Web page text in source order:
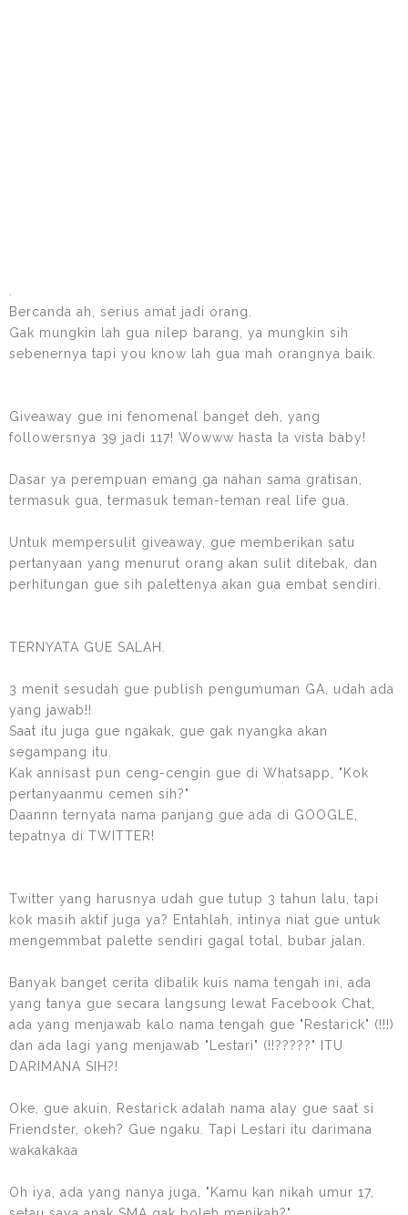
Bercanda ah, serius amat jadi orang.
Gak mungkin lah gua nilep barang, ya mungkin sih
sebenernya tapi you know lah gua mah orangnya baik.
Giveaway gue ini fenomenal banget deh, yang
followersnya 39 jadi 117! Wowww hasta la vista baby!
Dasar ya perempuan emang ga nahan sama gratisan,
termasuk gua, termasuk teman-teman real life gua.
Untuk mempersulit giveaway, gue memberikan satu
pertanyaan yang menurut orang akan sulit ditebak, dan
perhitungan gue sih palettenya akan gua embat sendiri.
TERNYATA GUE SALAH.
3 menit sesudah gue publish pengumuman GA, udah ada
yang jawab!!
Saat itu juga gue ngakak, gue gak nyangka akan
segampang itu.
Kak annisast pun ceng-cengin gue di Whatsapp, "Kok
pertanyaanmu cemen sih?"
Daannn ternyata nama panjang gue ada di GOOGLE,
tepatnya di TWITTER!
Twitter yang harusnya udah gue tutup 3 tahun lalu, tapi
kok masih aktif juga ya? Entahlah, intinya niat gue untuk
mengemmbat palette sendiri gagal total, bubar jalan.
Banyak banget cerita dibalik kuis nama tengah ini, ada
yang tanya gue secara langsung lewat Facebook Chat,
ada yang menjawab kalo nama tengah gue "Restarick" (!!!)
dan ada lagi yang menjawab "Lestari" (!!?????" ITU
DARIMANA SIH?!
Oke, gue akuin, Restarick adalah nama alay gue saat si
Friendster, okeh? Gue ngaku. Tapi Lestari itu darimana
wakakakaa
Oh iya, ada yang nanya juga, "Kamu kan nikah umur 17,